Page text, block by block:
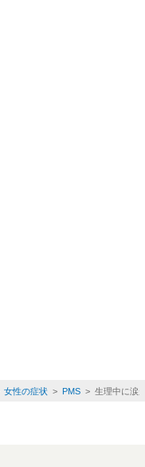
女性の症状> PMS> 生理中に涙